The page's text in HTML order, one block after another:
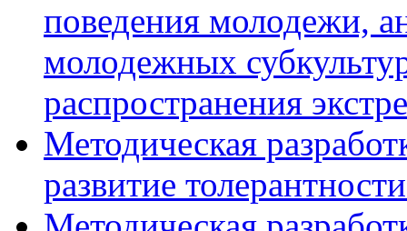
поведения молодежи,
молодежных
распространения
Методическая
развитие